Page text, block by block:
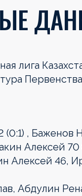
лига
, Баженов
Алексей
Алексей 46,
Абдулин